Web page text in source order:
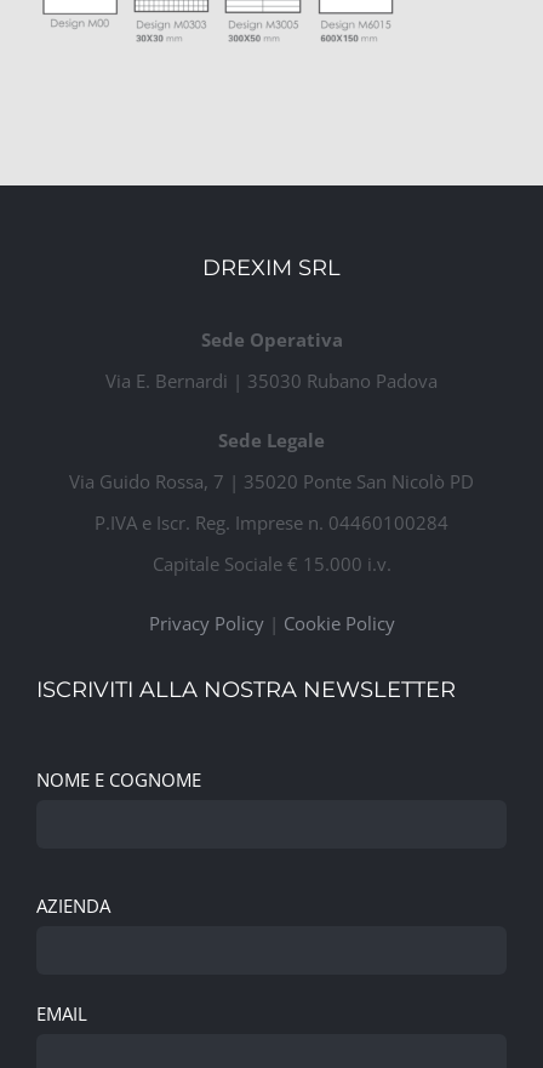
DREXIM SRL
Sede Operativa
Via E. Bernardi | 35030 Rubano Padova
Sede Legale
Via Guido Rossa, 7 | 35020 Ponte San Nicolò PD
P.IVA e Iscr. Reg. Imprese n. 04460100284
Capitale Sociale € 15.000 i.v.
Privacy Policy| Cookie Policy
ISCRIVITI ALLA NOSTRA NEWSLETTER
NOME E COGNOME
AZIENDA
EMAIL